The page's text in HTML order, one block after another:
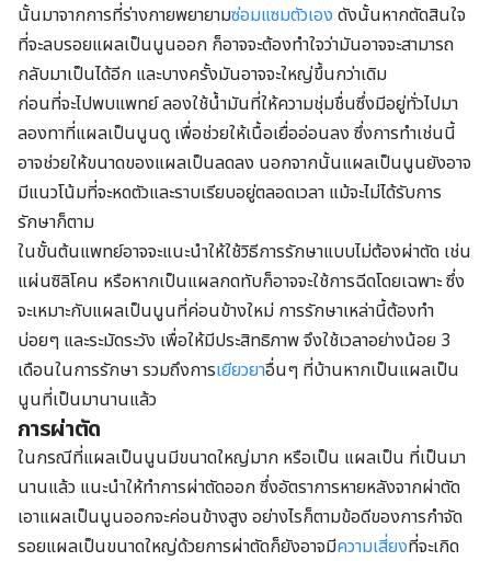
นั้นมาจากการที่ร่างกายพยายามซ่อมแซมตัวเอง ดังนั้นหากตัดสินใจ
ที่จะลบรอยแผลเป็นนูนออก ก็อาจจะต้องทำใจว่ามันอาจจะสามารถ
กลับมาเป็นได้อีก และบางครั้งมันอาจจะใหญ่ขึ้นกว่าเดิม
ก่อนที่จะไปพบแพทย์ ลองใช้น้ำมันที่ให้ความชุ่มชื่นซึ่งมีอยู่ทั่วไปมา
ลองทาที่แผลเป็นนูนดู เพื่อช่วยให้เนื้อเยื่ออ่อนลง ซึ่งการทำเช่นนี้
อาจช่วยให้ขนาดของแผลเป็นลดลง นอกจากนั้นแผลเป็นนูนยังอาจ
มีแนวโน้มที่จะหดตัวและราบเรียบอยู่ตลอดเวลา แม้จะไม่ได้รับการ
รักษาก็ตาม
ในขั้นต้นแพทย์อาจจะแนะนำให้ใช้วิธีการรักษาแบบไม่ต้องผ่าตัด เช่น
แผ่นซิลิโคน หรือหากเป็นแผลกดทับก็อาจจะใช้การฉีดโดยเฉพาะ ซึ่ง
จะเหมาะกับแผลเป็นนูนที่ค่อนข้างใหม่ การรักษาเหล่านี้ต้องทำ
บ่อยๆ และระมัดระวัง เพื่อให้มีประสิทธิภาพ จึงใช้เวลาอย่างน้อย 3
เดือนในการรักษา รวมถึงการเยียวยาอื่นๆ ที่บ้านหากเป็นแผลเป็น
นูนที่เป็นมานานแล้ว
การผ่าตัด
ในกรณีที่แผลเป็นนูนมีขนาดใหญ่มาก หรือเป็น แผลเป็น ที่เป็นมา
นานแล้ว แนะนำให้ทำการผ่าตัดออก ซึ่งอัตราการหายหลังจากผ่าตัด
เอาแผลเป็นนูนออกจะค่อนข้างสูง อย่างไรก็ตามข้อดีของการกำจัด
รอยแผลเป็นขนาดใหญ่ด้วยการผ่าตัดก็ยังอาจมีความเสี่ยงที่จะเกิด